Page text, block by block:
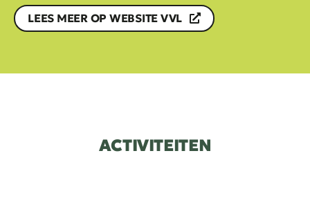
LEES MEER OP WEBSITE VVL
ACTIVITEITEN